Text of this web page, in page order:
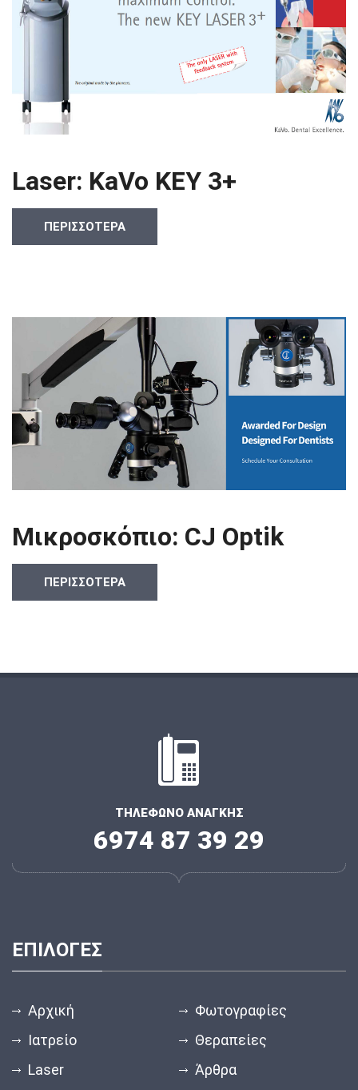
Laser: KaVo KEY 3+
ΠΕΡΙΣΣΟΤΕΡΑ
Μικροσκόπιο: CJ Optik
ΠΕΡΙΣΣΟΤΕΡΑ
ΤΗΛΕΦΩΝΟ ΑΝΑΓΚΗΣ
6974 87 39 29
ΕΠΙΛΟΓΕΣ
Αρχική
Φωτογραφίες
Ιατρείο
Θεραπείες
Laser
Άρθρα